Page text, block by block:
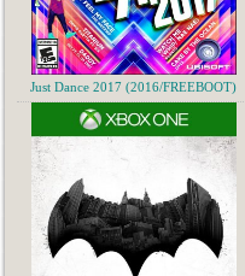
Just Dance 2017 (2016/FREEBOOT)